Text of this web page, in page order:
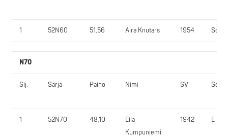
1 52N60 51,56 Aira Knutars 1954 So-Vi
N70
Sij. Sarja Paino Nimi SV Seura
1 52N70 48,10
Eila
Kumpuniemi
1942 E-SV